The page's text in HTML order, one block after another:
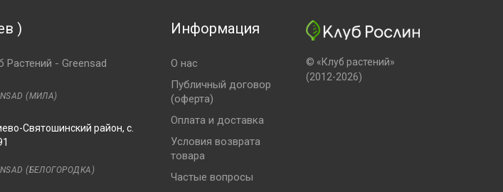
)
- Greensad
(МИЛА)
Святошинский район, с.
(БЕЛОГОРОДКА)
Информация
О нас
Публичный договор
(оферта)
Оплата и доставка
Условия возврата
товара
Частые вопросы
© «Клуб растений»
(2012-2026)